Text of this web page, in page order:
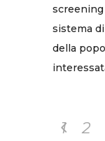
screening
sistema
della
1 2